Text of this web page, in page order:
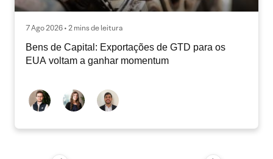
7 Ago 2026 • 2 mins de leitura
Bens de Capital: Exportações de GTD para os
EUA voltam a ganhar momentum